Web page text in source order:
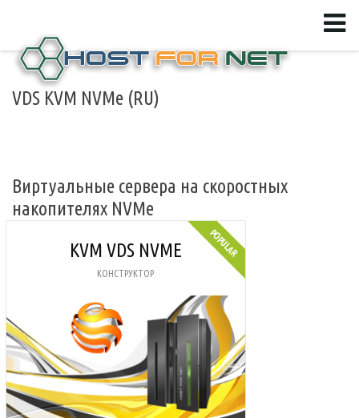
VDS KVM NVMe (RU)
Виртуальные сервера на скоростных
накопителях NVMe
KVM VDS NVME
КОНСТРУКТОР